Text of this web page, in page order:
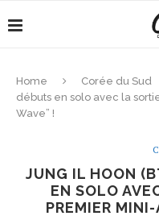
Home Corée du Sud
débuts en solo avec la
Wave” !
JUNG IL HOON
EN SOLO
PREMIER